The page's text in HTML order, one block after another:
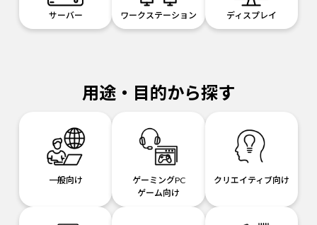
サーバー ワークステーション ディスプレイ
用途・目的から探す
一般向け
ゲーミングPC
ゲーム向け
クリエイティブ向け